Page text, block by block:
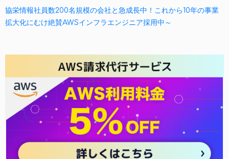
協栄情報社員数200名規模の会社と急成長中！これから10年の事業
拡大化にむけ絶賛AWSインフラエンジニア採用中～